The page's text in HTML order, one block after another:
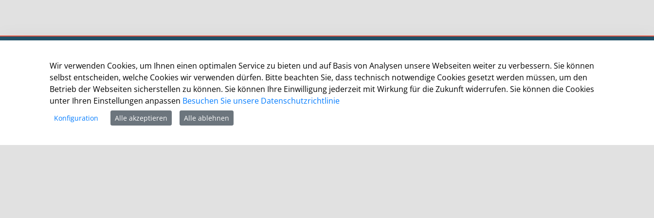
Der Oberbürgermeister
Postfach 10 11 40
51311 Leverkusen
Telefon: +49 (0)214 406-0
postmaster@stadt.leverkusen.de
Die allgemeinen Servicezeiten der Verwaltung
(telefonische Erreichbarkeit) sind:
Montag bis Donnerstag: 8.30 bis 15.30 Uhr
Freitag: 8.30 Uhr bis 13.30 Uhr
Datenschutz
Cookie-Richtlinie
Barrierefreiheit
Wir verwenden Cookies, um Ihnen einen optimalen Service zu bieten und auf Basis von Analysen unsere Webseiten weiter zu verbessern. Sie können
selbst entscheiden, welche Cookies wir verwenden dürfen. Bitte beachten Sie, dass technisch notwendige Cookies gesetzt werden müssen, um den
Betrieb der Webseiten sicherstellen zu können. Sie können Ihre Einwilligung jederzeit mit Wirkung für die Zukunft widerrufen. Sie können die Cookies
unter Ihren Einstellungen anpassen Besuchen Sie unsere Datenschutzrichtlinie
Konfiguration Alle akzeptieren Alle ablehnen